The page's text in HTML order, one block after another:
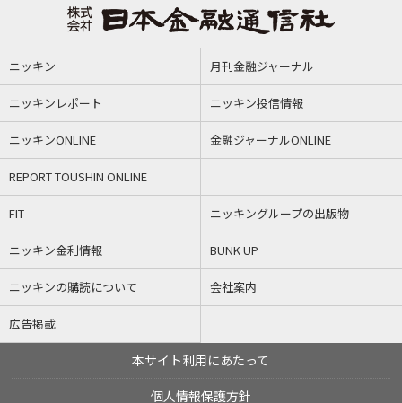
ニッキン 月刊金融ジャーナル
ニッキンレポート ニッキン投信情報
ニッキンONLINE 金融ジャーナルONLINE
REPORT TOUSHIN ONLINE
FIT ニッキングループの出版物
ニッキン金利情報 BUNK UP
ニッキンの購読について 会社案内
広告掲載
本サイト利用にあたって
個人情報保護方針